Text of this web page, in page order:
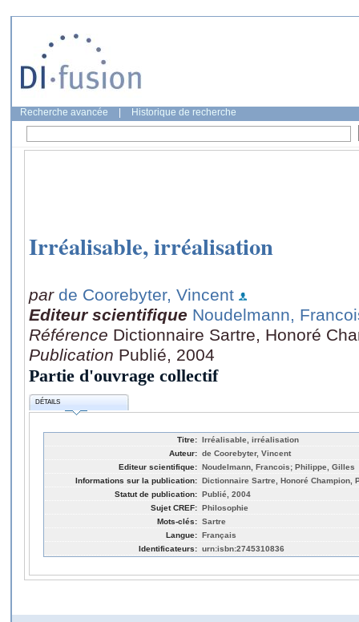
Recherche avancée Historique de recherche
Irréalisable, irréalisation
par de Coorebyter, Vincent
Editeur scientifique Noudelmann,
Référence Dictionnaire Sartre, Honoré
Publication Publié, 2004
Partie d'ouvrage collectif
DÉTAILS
Titre: Irréalisable, irréalisation
Auteur: de Coorebyter, Vincent
Editeur scientifique: Noudelmann, Francois; Philippe, Gilles
Informations sur la publication: Dictionnaire Sartre, Honoré Champion,
Statut de publication: Publié, 2004
Sujet CREF: Philosophie
Mots-clés: Sartre
Langue: Français
Identificateurs: urn:isbn:2745310836